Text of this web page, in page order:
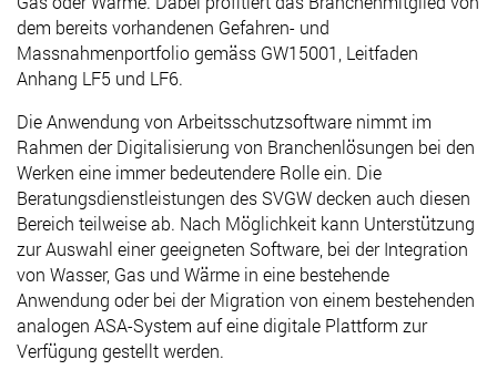
dem bereits vorhandenen Gefahren- und
Massnahmenportfolio gemäss GW15001, Leitfaden
Anhang LF5 und LF6.
Die Anwendung von Arbeitsschutzsoftware nimmt im
Rahmen der Digitalisierung von Branchenlösungen bei den
Werken eine immer bedeutendere Rolle ein. Die
Beratungsdienstleistungen des SVGW decken auch diesen
Bereich teilweise ab. Nach Möglichkeit kann Unterstützung
zur Auswahl einer geeigneten Software, bei der Integration
von Wasser, Gas und Wärme in eine bestehende
Anwendung oder bei der Migration von einem bestehenden
analogen ASA-System auf eine digitale Plattform zur
Verfügung gestellt werden.